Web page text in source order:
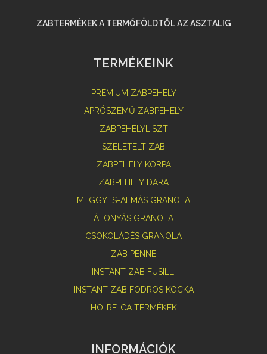
ZABTERMÉKEK A TERMŐFÖLDTŐL AZ ASZTALIG
TERMÉKEINK
PRÉMIUM ZABPEHELY
APRÓSZEMŰ ZABPEHELY
ZABPEHELYLISZT
SZELETELT ZAB
ZABPEHELY KORPA
ZABPEHELY DARA
MEGGYES-ALMÁS GRANOLA
ÁFONYÁS GRANOLA
CSOKOLÁDÉS GRANOLA
ZAB PENNE
INSTANT ZAB FUSILLI
INSTANT ZAB FODROS KOCKA
HO-RE-CA TERMÉKEK
INFORMÁCIÓK